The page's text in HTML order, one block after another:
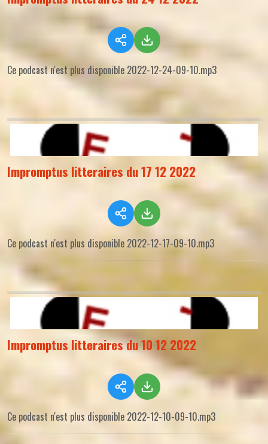
Ce podcast n'est plus disponible 2022-12-24-09-10.mp3
Impromptus litteraires du 17 12 2022
Ce podcast n'est plus disponible 2022-12-17-09-10.mp3
Impromptus litteraires du 10 12 2022
Ce podcast n'est plus disponible 2022-12-10-09-10.mp3